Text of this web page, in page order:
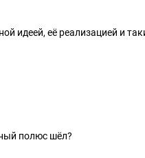
идеей, её реализацией и
полюс шёл?